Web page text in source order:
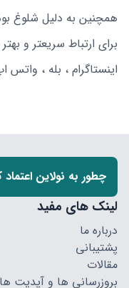
همچنین به دلیل شلوغ
برای ارتباط سریعتر و
اینستاگرام ، بله ، واتس
چطور به نولاین اعتماد
لینک های مفید
درباره ما
پشتیبانی
مقالات
بروزرسانی ها و آپدیت ها